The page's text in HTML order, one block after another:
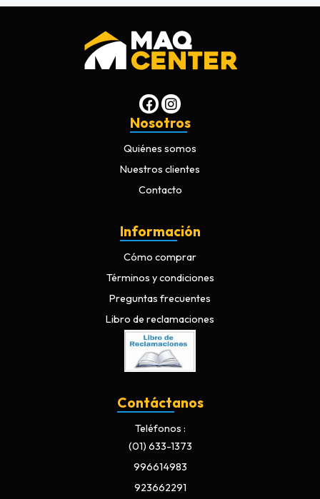
Nosotros
Quiénes somos
Nuestros clientes
Contacto
Información
Cómo comprar
Términos y condiciones
Preguntas frecuentes
Libro de reclamaciones
Contáctanos
Teléfonos
(01) 633-1373
996614983
923662291